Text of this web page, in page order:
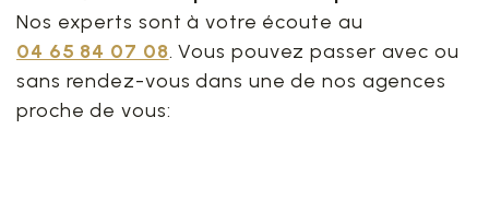
Nos experts sont à votre écoute au
04 65 84 07 08. Vous pouvez passer avec ou
sans rendez-vous dans une de nos agences
proche de vous: